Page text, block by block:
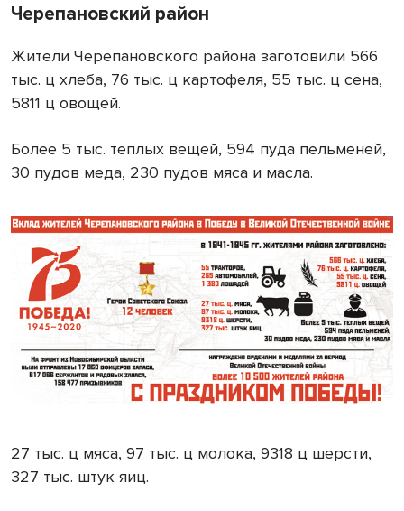
Черепановский район
Жители Черепановского района заготовили 566
тыс. ц хлеба, 76 тыс. ц картофеля, 55 тыс. ц сена,
5811 ц овощей.
Более 5 тыс. теплых вещей, 594 пуда пельменей,
30 пудов меда, 230 пудов мяса и масла.
27 тыс. ц мяса, 97 тыс. ц молока, 9318 ц шерсти,
327 тыс. штук яиц.